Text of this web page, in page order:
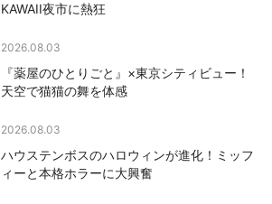
KAWAII夜市に熱狂
2026.08.03
『薬屋のひとりごと』×東京シティビュー！
天空で猫猫の舞を体感
2026.08.03
ハウステンボスのハロウィンが進化！ミッフ
ィーと本格ホラーに大興奮